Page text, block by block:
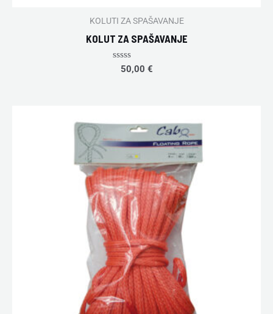
KOLUTI ZA SPAŠAVANJE
KOLUT ZA SPAŠAVANJE
Rated
50,00 €